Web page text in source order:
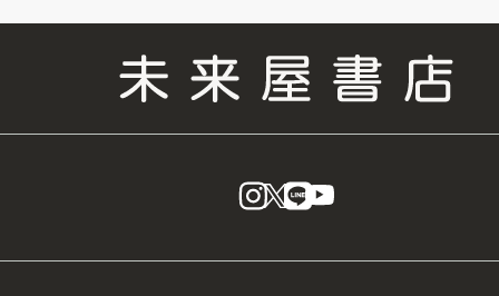
instagram
X LINE